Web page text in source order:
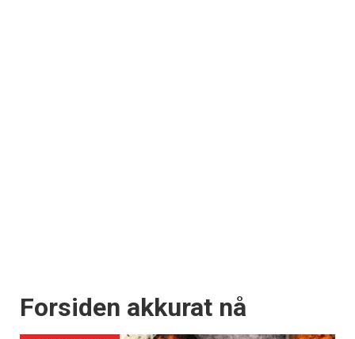
Forsiden akkurat nå